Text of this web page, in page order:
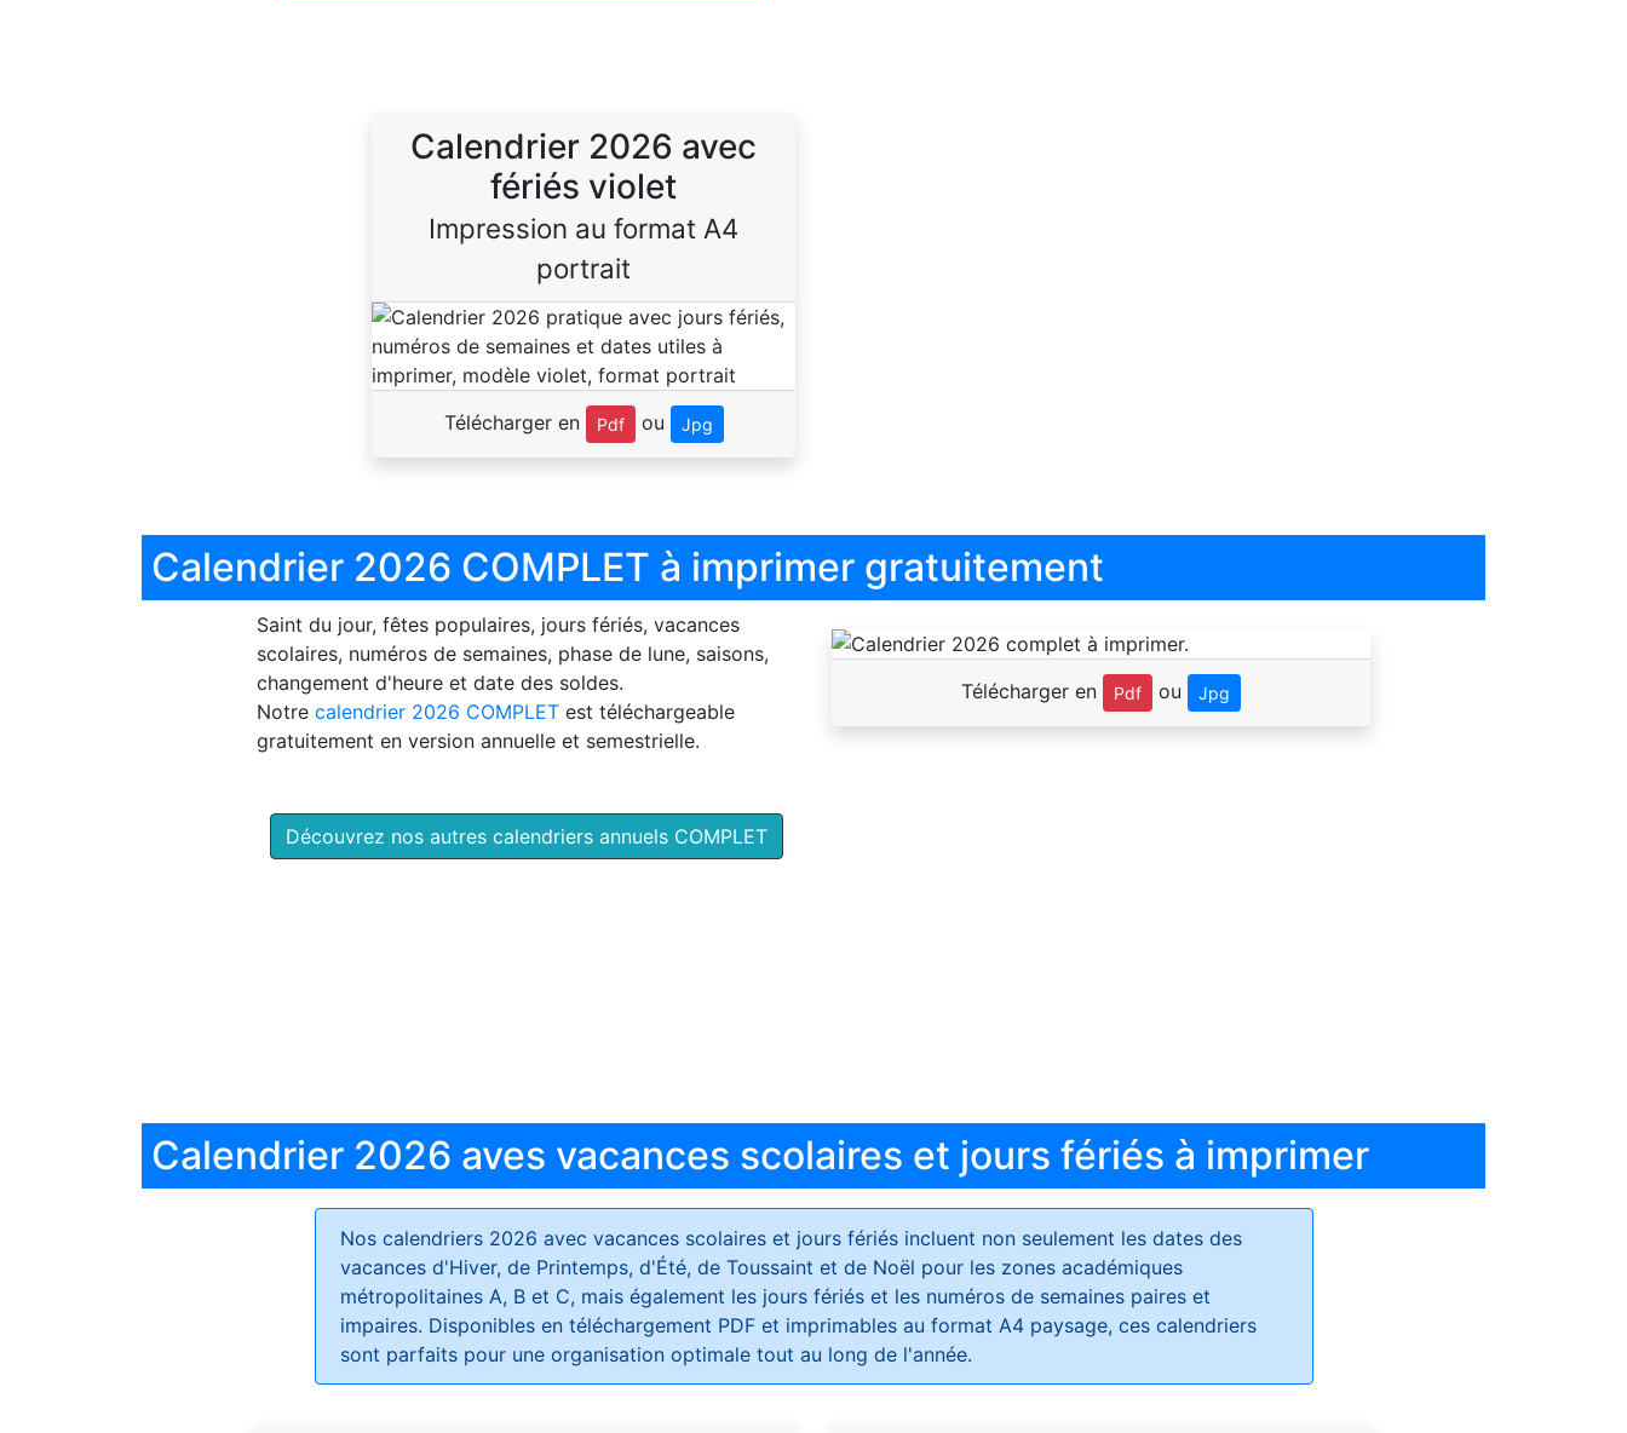
Calendrier 2026 avec
fériés violet
Impression au format A4
portrait
Télécharger en Pdf ou Jpg
Calendrier 2026 COMPLET à imprimer gratuitement
Saint du jour, fêtes populaires, jours fériés, vacances
scolaires, numéros de semaines, phase de lune, saisons,
changement d'heure et date des soldes.
Notre calendrier 2026 COMPLET est téléchargeable
gratuitement en version annuelle et semestrielle.
Découvrez nos autres calendriers annuels COMPLET
Télécharger en Pdf ou Jpg
Calendrier 2026 aves vacances scolaires et jours fériés à imprimer
Nos calendriers 2026 avec vacances scolaires et jours fériésincluent non seulement les dates des
vacances d'Hiver, de Printemps, d'Été, de Toussaint et de Noël pour les zones académiques
métropolitaines A, B et C, mais également les jours fériés et les numéros de semaines paires et
impaires. Disponibles en téléchargement PDF et imprimables au format A4 paysage, ces calendriers
sont parfaits pour une organisation optimale tout au long de l'année.